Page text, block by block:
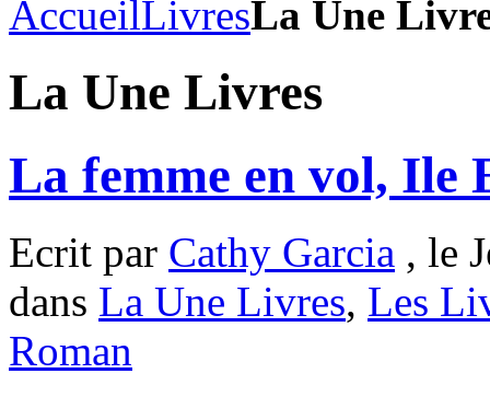
AccueilLivresLa Une
La Une Livres
La femme en vol, Ile
Ecrit par Cathy Garcia , le
dans La Une Livres, Les
Roman